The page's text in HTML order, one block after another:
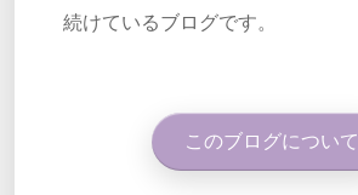
続けているブログです。
このブログについて